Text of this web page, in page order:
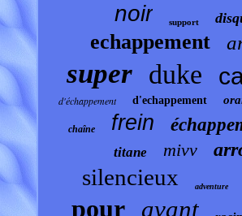
noir support
echappement
super duke
d'échappement d'echappement
chaîne frein
titane mivv
silencieux adventure
pour avant